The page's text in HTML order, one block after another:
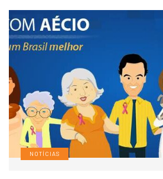
NOTÍCIAS